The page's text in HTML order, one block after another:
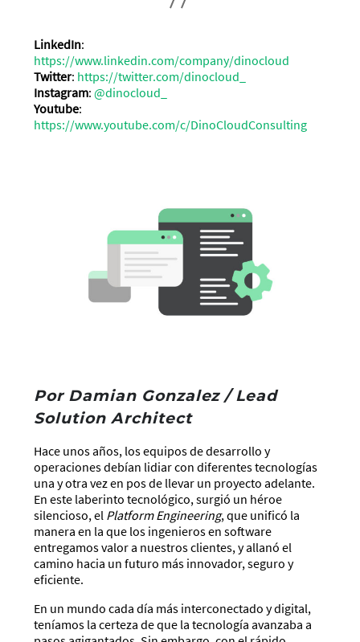
LinkedIn:
https://www.linkedin.com/company/dinocloud
Twitter: https://twitter.com/dinocloud_
Instagram:@dinocloud_
Youtube:
https://www.youtube.com/c/DinoCloudConsulting
Por Damian Gonzalez / Lead
Solution Architect
Hace unos años, los equipos de desarrollo y
operaciones debían lidiar con diferentes tecnologías
una y otra vez en pos de llevar un proyecto adelante.
En este laberinto tecnológico, surgió un héroe
silencioso, el Platform Engineering, que unificó la
manera en la que los ingenieros en software
entregamos valor a nuestros clientes, y allanó el
camino hacia un futuro más innovador, seguro y
eficiente.
En un mundo cada día más interconectado y digital,
teníamos la certeza de que la tecnología avanzaba a